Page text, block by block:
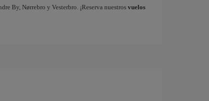
By, Nørrebro y Vesterbro. ¡Reserva nuestros vuelos